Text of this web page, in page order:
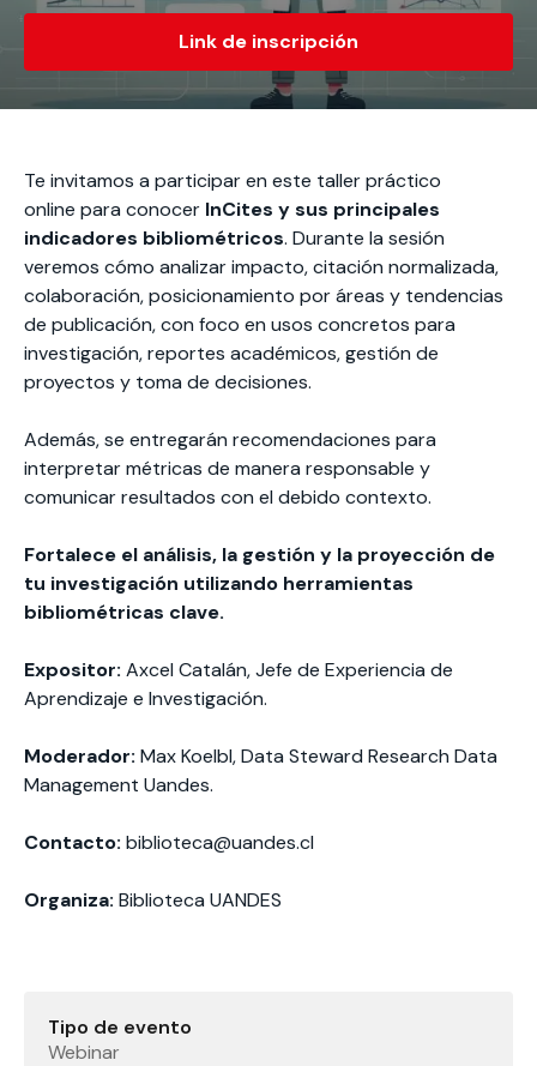
Especialidades y
estadías
interesar:
students
interesar:
2025
vinculación con la
Servicios y apoyos
estudiantiles
Link de inscripción
Te invitamos a participar en este taller práctico
online para conocer InCites y sus principales
indicadores bibliométricos. Durante la sesión
veremos cómo analizar impacto, citación normalizada,
colaboración, posicionamiento por áreas y tendencias
de publicación, con foco en usos concretos para
investigación, reportes académicos, gestión de
proyectos y toma de decisiones.
Además, se entregarán recomendaciones para
interpretar métricas de manera responsable y
comunicar resultados con el debido contexto.
Fortalece el análisis, la gestión y la proyección de
tu investigación utilizando herramientas
bibliométricas clave.
Expositor: Axcel Catalán, Jefe de Experiencia de
Aprendizaje e Investigación.
Moderador: Max Koelbl, Data Steward Research Data
Management Uandes.
Contacto: biblioteca@uandes.cl
Organiza: Biblioteca UANDES
Tipo de evento
Webinar